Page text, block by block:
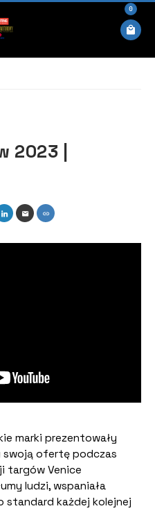
0
2023 |
marki prezentowały
swoją ofertę podczas
targów Venice
ludzi, wspaniała
standard każdej kolejnej